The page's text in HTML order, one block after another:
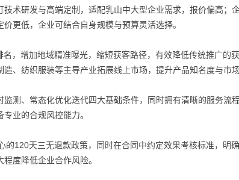
术研发与高端定制，适配乳山中大型企业需求，报价偏高；
更低，企业可结合自身规模与预算灵活选择。
，增加地域精准曝光，缩短获客路径，有效降低传统推广的
、纺织服装等主导产业拓展线上市场，提升产品知名度与市场
测、常态化优化迭代四大基础条件，同时拥有清晰的服务流
业的合规风控能力。
120天三无退款政策，同时在合同中约定效果考核标准，明
度降低企业合作风险。